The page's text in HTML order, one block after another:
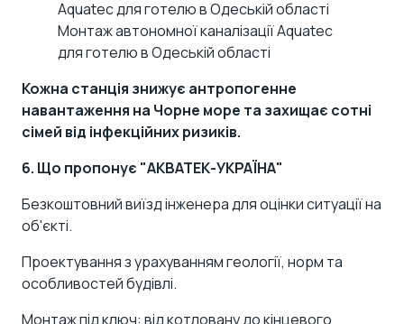
Монтаж автономної каналізації Aquatec
для готелю в Одеській області
Кожна станція знижує антропогенне
навантаження на Чорне море та захищає сотні
сімей від інфекційних ризиків.
6. Що пропонує "АКВАТЕК-УКРАЇНА"
Безкоштовний виїзд інженера для оцінки ситуації на
об'єкті.
Проектування з урахуванням геології, норм та
особливостей будівлі.
Монтаж під ключ: від котловану до кінцевого